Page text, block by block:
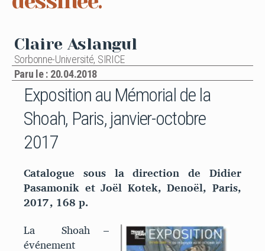
Claire Aslangul
Sorbonne-Université, SIRICE
Paru le : 20.04.2018
Exposition au Mémorial de la
Shoah, Paris, janvier-octobre
2017
Catalogue sous la direction de Didier
Pasamonik et Joël Kotek, Denoël, Paris,
2017, 168 p.
La Shoah –
événement